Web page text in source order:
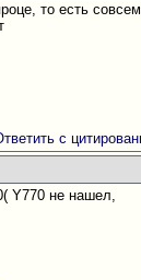
то есть совсем
Y770 не нашел,